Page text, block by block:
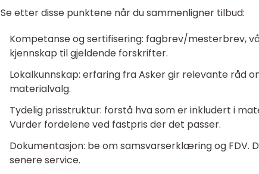
Se etter disse punktene når du sammenligner tilbud:
Kompetanse og sertifisering: fagbrev/mesterbrev,
kjennskap til gjeldende forskrifter.
Lokalkunnskap: erfaring fra Asker gir relevante råd
materialvalg.
Tydelig prisstruktur: forstå hva som er inkludert i
Vurder fordelene ved fastpris der det passer.
Dokumentasjon: be om samsvarserklæring og FDV.
senere service.